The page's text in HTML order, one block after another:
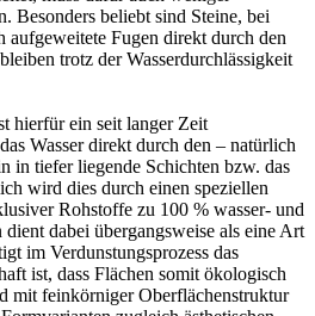
Besonders beliebt sind Steine, bei
aufgeweitete Fugen direkt durch den
trotz der Wasserdurchlässigkeit
hierfür ein seit langer Zeit
Wasser direkt durch den – natürlich
in tiefer liegende Schichten bzw. das
wird dies durch einen speziellen
Rohstoffe zu 100 % wasser- und
dabei übergangsweise als eine Art
im Verdunstungsprozess das
ist, dass Flächen somit ökologisch
mit feinkörniger Oberflächenstruktur